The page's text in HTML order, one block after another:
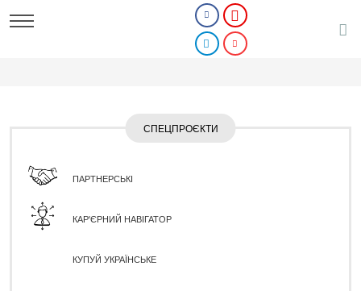
СПЕЦПРОЄКТИ
ПАРТНЕРСЬКІ
КАР'ЄРНИЙ НАВІГАТОР
КУПУЙ УКРАЇНСЬКЕ